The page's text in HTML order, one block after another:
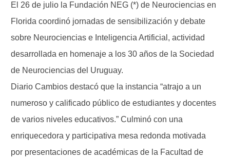
El 26 de julio la Fundación NEG (*) de Neurociencias en
Florida coordinó jornadas de sensibilización y debate
sobre Neurociencias e Inteligencia Artificial, actividad
desarrollada en homenaje a los 30 años de la Sociedad
de Neurociencias del Uruguay.
Diario Cambios destacó que la instancia “atrajo a un
numeroso y calificado público de estudiantes y docentes
de varios niveles educativos.” Culminó con una
enriquecedora y participativa mesa redonda motivada
por presentaciones de académicas de la Facultad de